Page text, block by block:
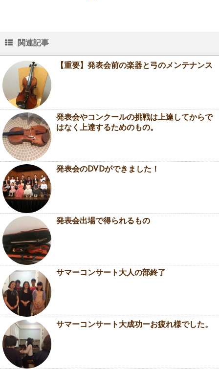
関連記事
【重要】発表会前の楽器と弓のメンテナンス
発表会やコンクールの挑戦は上達してからで
はなく上達するためのもの。
発表会のDVDができました！
発表会出場で得られるもの
サマーコンサート大人の部終了
サマーコンサート大成功ーお疲れ様でした。